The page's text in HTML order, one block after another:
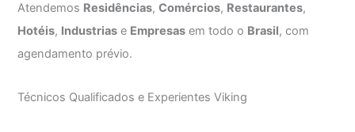
Atendemos Residências,Comércios, Restaurantes,
Hotéis, Industrias e Empresas em todo o Brasil, com
agendamento prévio.
Técnicos Qualificados e Experientes Viking